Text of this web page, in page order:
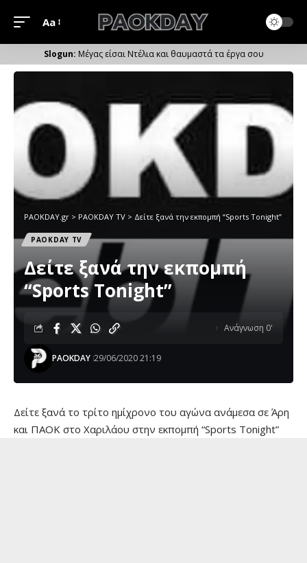
Μέγεθος
Γραμματοσειράς
Aa
Μέγας είσαι Ντέλια και θαυμαστά τα έργα σου
PAOKDAY.gr > PAOKDAY TV > Δείτε ξανά την εκπομπή “Sports Tonight”
PAOKDAY TV
Δείτε ξανά την εκπομπή
“Sports Tonight”
PAOKDAY 29/06/2020 21:19
Ανάγνωση 0'
Δείτε ξανά το τρίτο ημίχρονο του αγώνα ανάμεσα σε Άρη
και ΠΑΟΚ στο Χαριλάου στην εκπομπή “Sports Tonight”